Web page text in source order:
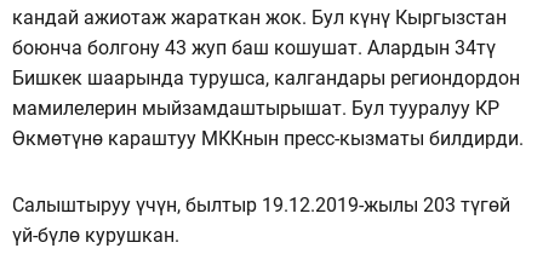
кандай ажиотаж жараткан жок. Бул күнү Кыргызстан
боюнча болгону 43 жуп баш кошушат. Алардын 34тү
Бишкек шаарында турушса, калгандары региондордон
мамилелерин мыйзамдаштырышат. Бул тууралуу КР
Өкмөтүнө караштуу МККнын пресс-кызматы билдирди.
Салыштыруу үчүн, былтыр 19.12.2019-жылы 203 түгөй
үй-бүлө курушкан.